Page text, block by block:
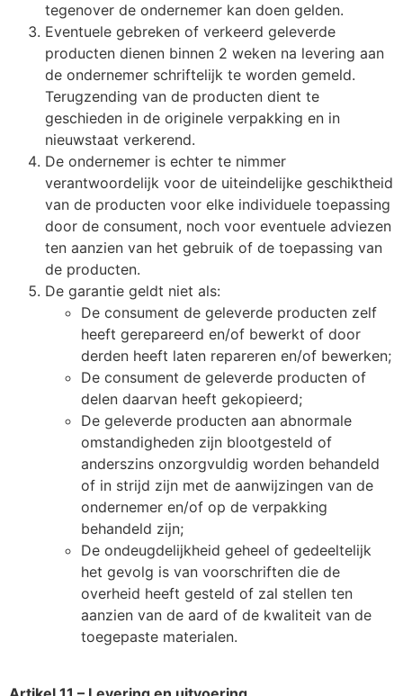
tegenover de ondernemer kan doen gelden.
Eventuele gebreken of verkeerd geleverde
producten dienen binnen 2 weken na levering aan
de ondernemer schriftelijk te worden gemeld.
Terugzending van de producten dient te
geschieden in de originele verpakking en in
nieuwstaat verkerend.
De ondernemer is echter te nimmer
verantwoordelijk voor de uiteindelijke geschiktheid
van de producten voor elke individuele toepassing
door de consument, noch voor eventuele adviezen
ten aanzien van het gebruik of de toepassing van
de producten.
De garantie geldt niet als:
De consument de geleverde producten zelf
heeft gerepareerd en/of bewerkt of door
derden heeft laten repareren en/of bewerken;
De consument de geleverde producten of
delen daarvan heeft gekopieerd;
De geleverde producten aan abnormale
omstandigheden zijn blootgesteld of
anderszins onzorgvuldig worden behandeld
of in strijd zijn met de aanwijzingen van de
ondernemer en/of op de verpakking
behandeld zijn;
De ondeugdelijkheid geheel of gedeeltelijk
het gevolg is van voorschriften die de
overheid heeft gesteld of zal stellen ten
aanzien van de aard of de kwaliteit van de
toegepaste materialen.